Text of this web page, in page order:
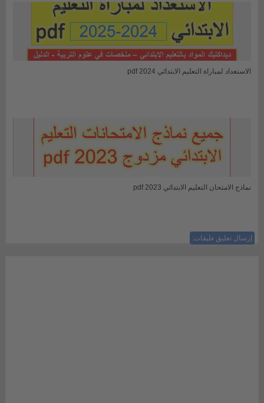
الاستعداد لمباراة التعليم الابتدائي 2024 pdf
نماذج الامتحان التعليم الابتدائي 2023 pdf
ليست هناك تعليقات:
إرسال تعليق